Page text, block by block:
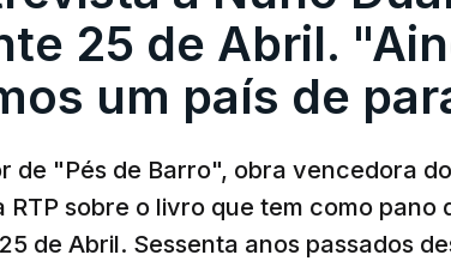
25 de Abril.
um país de
de "Pés de Barro", obra vencedora
RTP sobre o livro que tem como
de Abril. Sessenta anos passados